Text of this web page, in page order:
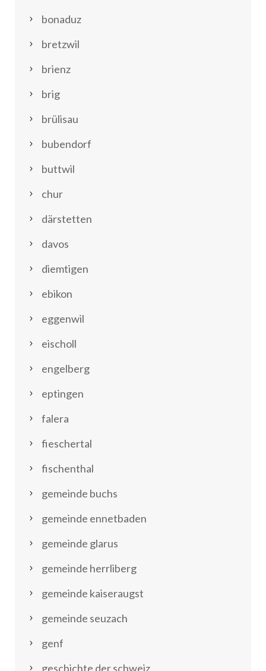
bonaduz
bretzwil
brienz
brig
brülisau
bubendorf
buttwil
chur
därstetten
davos
diemtigen
ebikon
eggenwil
eischoll
engelberg
eptingen
falera
fieschertal
fischenthal
gemeinde buchs
gemeinde ennetbaden
gemeinde glarus
gemeinde herrliberg
gemeinde kaiseraugst
gemeinde seuzach
genf
geschichte der schweiz